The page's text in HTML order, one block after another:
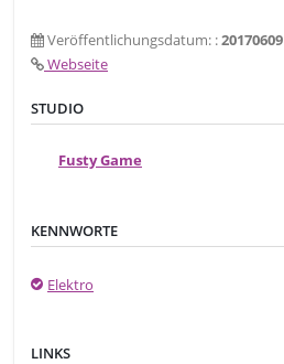
Veröffentlichungsdatum: :20170609
Webseite
STUDIO
Fusty Game
KENNWORTE
Elektro
LINKS